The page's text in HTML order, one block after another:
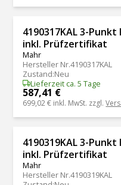
4190317KAL 3-
inkl. Prüfzertifikat
Mahr
Hersteller Nr.4190317KAL
Zustand:Neu
Lieferzeit ca. 5 Tage
587,41 €
699,02 € inkl. MwSt. zzgl.
4190319KAL 3-
inkl. Prüfzertifikat
Mahr
Hersteller Nr.4190319KAL